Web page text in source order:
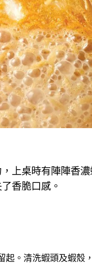
上桌時有陣陣香
香脆口感。
起。清洗蝦頭及蝦殼